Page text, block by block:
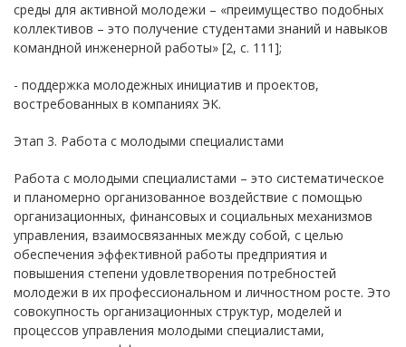
среды для активной молодежи – «преимущество подобных
коллективов – это получение студентами знаний и навыков
командной инженерной работы» [2, с. 111];
- поддержка молодежных инициатив и проектов,
востребованных в компаниях ЭК.
Этап 3. Работа с молодыми специалистами
Работа с молодыми специалистами – это систематическое
и планомерно организованное воздействие с помощью
организационных, финансовых и социальных механизмов
управления, взаимосвязанных между собой, с целью
обеспечения эффективной работы предприятия и
повышения степени удовлетворения потребностей
молодежи в их профессиональном и личностном росте. Это
совокупность организационных структур, моделей и
процессов управления молодыми специалистами,